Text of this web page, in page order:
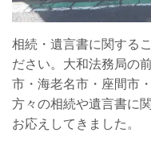
相続・遺言書に関する
ださい。大和法務局の
市・海老名市・座間市
方々の相続や遺言書に
お応えしてきました。